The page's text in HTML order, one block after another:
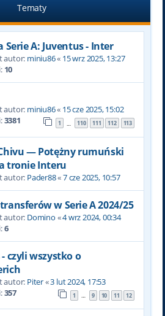
Tematy
Serie A: Juventus - Inter
autor: miniu86« 15 wrz 2025, 13:27
10
autor: miniu86« 15 cze 2025, 15:02
3381 1 … 110 111 112 113
— Potężny rumuński
tronie Interu
autor: Pader88«7 cze 2025, 10:57
w Serie A 2024/25
autor: Domino «4 wrz 2024, 00:34
6
czyli wszystko o
autor: Piter«3 lut 2024, 17:53
357 1 … 9 10 11 12